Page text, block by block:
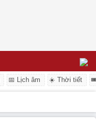
📅 Lịch âm ☀️ Thời tiết